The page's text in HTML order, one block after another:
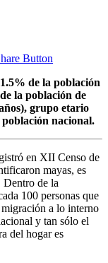
Button
de la población
la población de
grupo etario
nacional.
en XII Censo de
mayas, es
Dentro de la
100 personas que
a lo interno
y tan sólo el
del hogar es